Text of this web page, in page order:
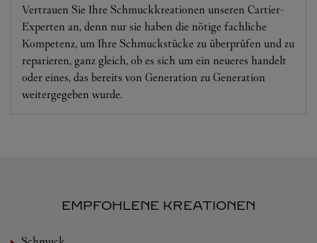
Vertrauen Sie Ihre Schmuckkreationen unseren Cartier-
Experten an, denn nur sie haben die nötige fachliche
Kompetenz, um Ihre Schmuckstücke zu überprüfen und zu
reparieren, ganz gleich, ob es sich um ein neueres handelt
oder eines, das bereits von Generation zu Generation
weitergegeben wurde.
EMPFOHLENE KREATIONEN